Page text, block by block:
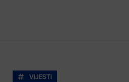
VIJESTI